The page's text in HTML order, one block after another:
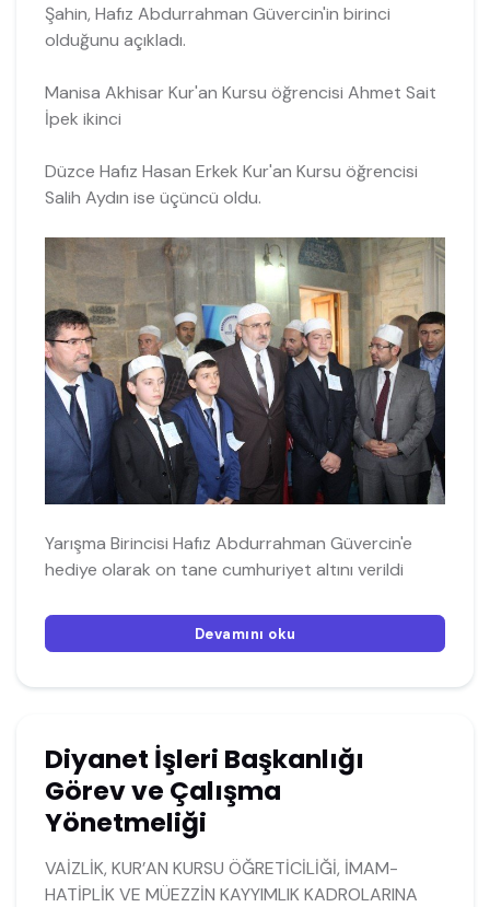
Şahin, Hafız Abdurrahman Güvercin'in birinci
olduğunu açıkladı.
Manisa Akhisar Kur'an Kursu öğrencisi Ahmet Sait
İpek ikinci
Düzce Hafız Hasan Erkek Kur'an Kursu öğrencisi
Salih Aydın ise üçüncü oldu.
Yarışma Birincisi Hafız Abdurrahman Güvercin'e
hediye olarak on tane cumhuriyet altını verildi
Devamını oku
Diyanet İşleri Başkanlığı
Görev ve Çalışma
Yönetmeliği
VAİZLİK, KUR’AN KURSU ÖĞRETİCİLİĞİ, İMAM-
HATİPLİK VE MÜEZZİN KAYYIMLIK KADROLARINA